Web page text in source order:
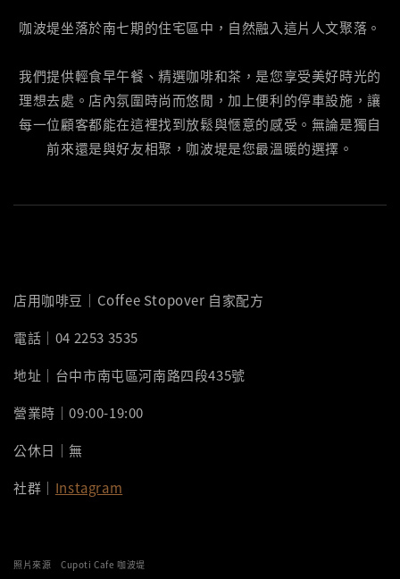
咖波堤坐落於南七期的住宅區中，自然融入這片人文聚落。
我們提供輕食早午餐、精選咖啡和茶，是您享受美好時光的
理想去處。店內氛圍時尚而悠閒，加上便利的停車設施，讓
每一位顧客都能在這裡找到放鬆與愜意的感受。無論是獨自
前來還是與好友相聚，咖波堤是您最溫暖的選擇。
店用咖啡豆｜Coffee Stopover 自家配方
電話｜04 2253 3535
地址｜台中市南屯區河南路四段435號
營業時｜09:00-19:00
公休日｜無
社群｜ Instagram
照片來源 Cupoti Cafe 咖波堤